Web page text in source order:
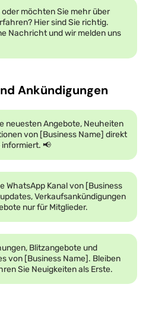
möchten Sie mehr über
Hier sind Sie richtig.
Nachricht und wir melden uns
Ankündigungen
neuesten Angebote, Neuheiten
von [Business Name] direkt
informiert. 📢
WhatsApp Kanal von [Business
Verkaufsankündigungen
nur für Mitglieder.
Blitzangebote und
von [Business Name]. Bleiben
Sie Neuigkeiten als Erste.